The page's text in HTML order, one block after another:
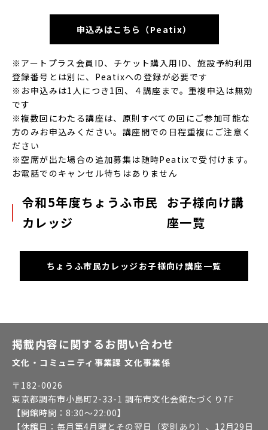
申込みはこちら（Peatix）
※アートプラス会員ID、チケット購入用ID、施設予約利用
登録番号とは別に、Peatixへの登録が必要です
※お申込みは1人につき1回、４講座まで。重複申込は無効
です
※複数回にわたる講座は、原則すべての回にご参加可能な
方のみお申込みください。講座間での日程重複にご注意く
ださい
※空席が出た場合の追加募集は随時Peatixで受付けます。
お電話でのキャンセル待ちはありません
令和5年度ちょうふ市民
カレッジ
お子様向け講
座一覧
ちょうふ市民カレッ ジお子様向け講座一覧
掲載内容に関するお問い合わせ
文化・コミュニティ事業課 文化事業係
〒 182-0026
東京都調布市小島町2-33-1 調布市文化会館たづくり7F
【開館時間： 8:30～22:00】
【休館日： 毎月第4月曜とその翌日（変則あり）、12月29日